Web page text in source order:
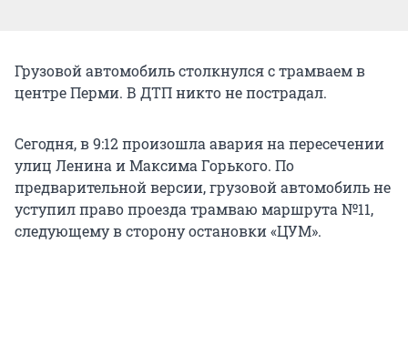
Грузовой автомобиль столкнулся с трамваем в
центре Перми. В ДТП никто не пострадал.
Сегодня, в 9:12 произошла авария на пересечении
улиц Ленина и Максима Горького. По
предварительной версии, грузовой автомобиль не
уступил право проезда трамваю маршрута №11,
следующему в сторону остановки «ЦУМ».